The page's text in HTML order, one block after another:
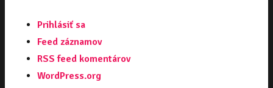
Prihlásiť sa
Feed záznamov
RSS feed komentárov
WordPress.org